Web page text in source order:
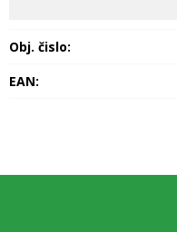
Obj. čislo:
EAN: